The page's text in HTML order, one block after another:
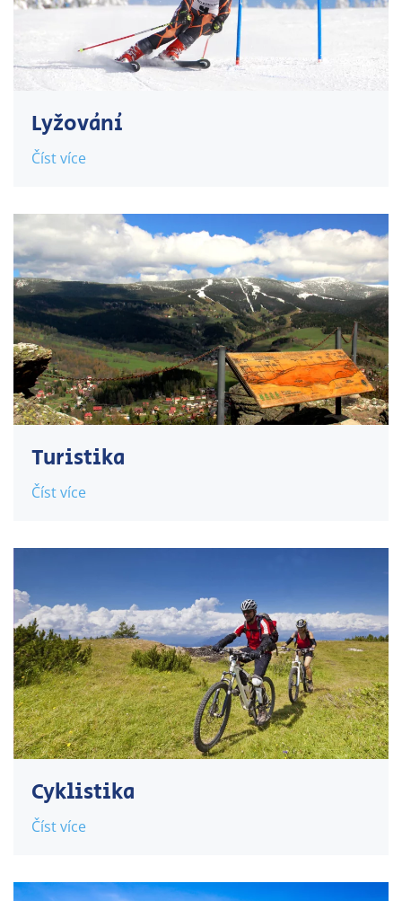
Lyžování
Číst více
Turistika
Číst více
Cyklistika
Číst více